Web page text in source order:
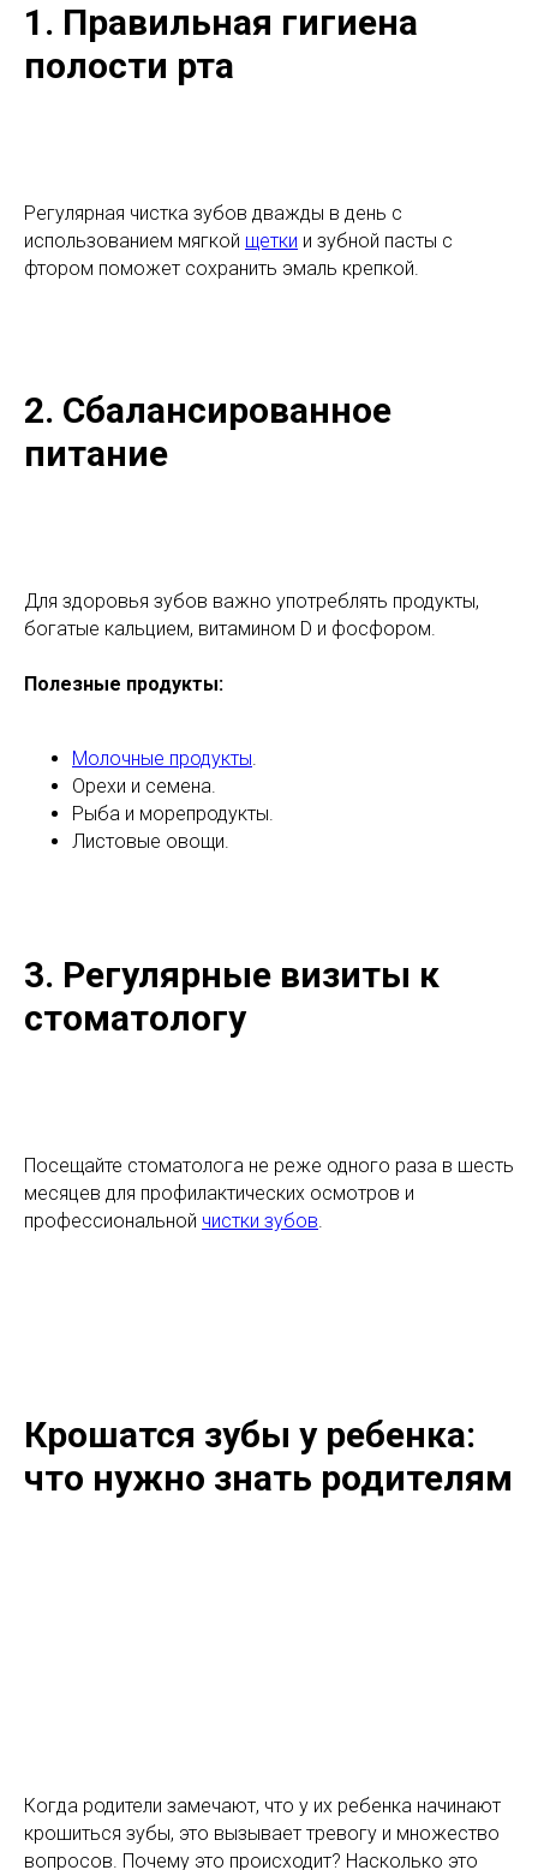
1. Правильная гигиена
полости рта
Регулярная чистка зубов дважды в день с
использованием мягкой щетки и зубной пасты с
фтором поможет сохранить эмаль крепкой.
2. Сбалансированное
питание
Для здоровья зубов важно употреблять продукты,
богатые кальцием, витамином D и фосфором.
Полезные продукты:
Молочные продукты.
Орехи и семена.
Рыба и морепродукты.
Листовые овощи.
3. Регулярные визиты к
стоматологу
Посещайте стоматолога не реже одного раза в шесть
месяцев для профилактических осмотров и
профессиональной чистки зубов.
Крошатся зубы у ребенка:
что нужно знать родителям
Когда родители замечают, что у их ребенка начинают
крошиться зубы, это вызывает тревогу и множество
вопросов. Почему это происходит? Насколько это